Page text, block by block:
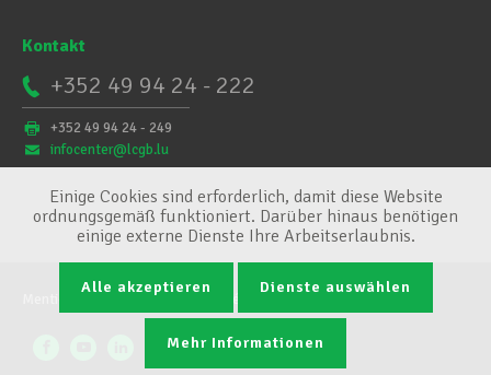
Kontakt
+352 49 94 24 - 222
+352 49 94 24 - 249
infocenter@lcgb.lu
Conditions générales
Einige Cookies sind erforderlich, damit diese Website
ordnungsgemäß funktioniert. Darüber hinaus benötigen
einige externe Dienste Ihre Arbeitserlaubnis.
Alle akzeptieren Dienste auswählen
Mehr Informationen